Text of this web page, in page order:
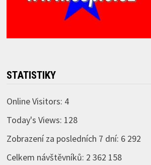
STATISTIKY
Online Visitors: 4
Today's Views: 128
Zobrazení za posledních 7 dní: 6 292
Celkem návštěvníků: 2 362 158